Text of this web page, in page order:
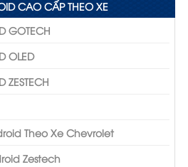
CAO CẤP THEO XE
GOTECH
OLED
ZESTECH
Theo Xe Chevrolet
Zestech